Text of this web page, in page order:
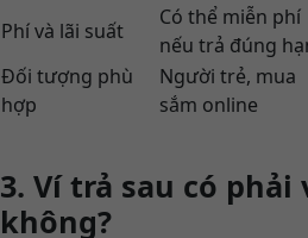
Phí và lãi suất
Có thể miễn phí
nếu trả đúng
Đối tượng phù
hợp
Người trẻ, mua
sắm online
3. Ví trả sau có phải
không?